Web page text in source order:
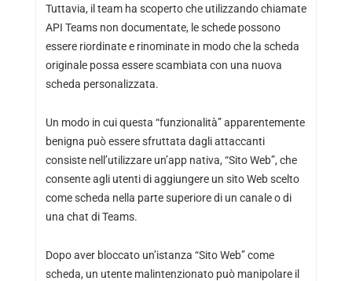
Tuttavia, il team ha scoperto che utilizzando chiamate
API Teams non documentate, le schede possono
essere riordinate e rinominate in modo che la scheda
originale possa essere scambiata con una nuova
scheda personalizzata.
Un modo in cui questa “funzionalità” apparentemente
benigna può essere sfruttata dagli attaccanti
consiste nell’utilizzare un’app nativa, “Sito Web”, che
consente agli utenti di aggiungere un sito Web scelto
come scheda nella parte superiore di un canale o di
una chat di Teams.
Dopo aver bloccato un’istanza “Sito Web” come
scheda, un utente malintenzionato può manipolare il